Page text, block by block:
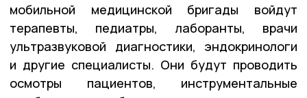
мобильной медицинской бригады войдут
терапевты, педиатры, лаборанты, врачи
ультразвуковой диагностики, эндокринологи
и другие специалисты. Они будут проводить
осмотры пациентов, инструментальные